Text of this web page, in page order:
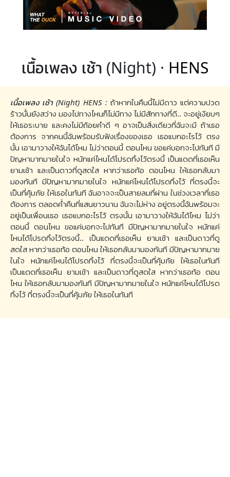
เนื้อเพลง เช้า (Night) · HENS
เนื้อเพลง เช้า (Night) HENS : ถ้าหากในคืนนี้ไม่มีดาว แต่ความปวด
ร้าวนั้นยังสว่าง มองไปทางไหนก็ไม่มีทาง ไม่มีสักทางที่ดี.. จะอยู่เงียบๆ
ให้เธอระบาย และคงไม่มีถ้อยคำดี ๆ อาจเป็นสิ่งเดียวที่ฉันจะมี ถ้าเธอ
ต้องการ จากคนนี้ฉันพร้อมรับฟังเรื่องของเธอ เธอแบกอะไรไว้ ตรง
นั้น เอามาวางให้ฉันได้ไหม ไม่ว่าตอนนี้ ตอนไหน ขอแค่บอกจะไปทันที มี
ปัญหามากมายในใจ หนักแค่ไหนได้โปรดทิ้งไว้ตรงนี้ เป็นแดดที่เธอเห็น
ยามเช้า และเป็นดาวที่ดูสดใส หากว่าเธอท้อ ตอนไหน ให้เธอกลับมา
มองกันที มีปัญหามากมายในใจ หนักแค่ไหนได้โปรดทิ้งไว้ ที่ตรงนี้จะ
เป็นที่คุ้มภัย ให้เธอในทันที ฉันอาจจะเป็นสายลมที่ผ่าน ในช่วงเวลาที่เธอ
ต้องการ ตลอดค่ำคืนที่แสนยาวนาน ฉันจะไม่ห่าง อยู่ตรงนี้ฉันพร้อมจะ
อยู่เป็นเพื่อนเธอ เธอแบกอะไรไว้ ตรงนั้น เอามาวางให้ฉันได้ไหม ไม่ว่า
ตอนนี้ ตอนไหน ขอแค่บอกจะไปทันที มีปัญหามากมายในใจ หนักแค่
ไหนได้โปรดทิ้งไว้ตรงนี้.. เป็นแดดที่เธอเห็น ยามเช้า และเป็นดาวที่ดู
สดใส หากว่าเธอท้อ ตอนไหน ให้เธอกลับมามองกันที มีปัญหามากมาย
ในใจ หนักแค่ไหนได้โปรดทิ้งไว้ ที่ตรงนี้จะเป็นที่คุ้มภัย ให้เธอในทันที
เป็นแดดที่เธอเห็น ยามเช้า และเป็นดาวที่ดูสดใส หากว่าเธอท้อ ตอน
ไหน ให้เธอกลับมามองกันที มีปัญหามากมายในใจ หนักแค่ไหนได้โปรด
ทิ้งไว้ ที่ตรงนี้จะเป็นที่คุ้มภัย ให้เธอในทันที